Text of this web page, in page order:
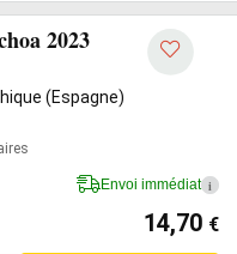
2023
(Espagne)
Envoi immédiat i
14,70 €